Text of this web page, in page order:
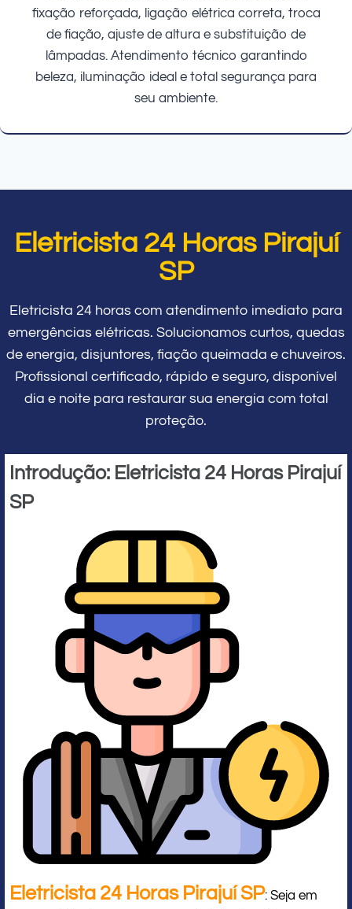
fixação reforçada, ligação elétrica correta, troca
de fiação, ajuste de altura e substituição de
lâmpadas. Atendimento técnico garantindo
beleza, iluminação ideal e total segurança para
seu ambiente.
Eletricista 24 Horas Pirajuí
SP
Eletricista 24 horas com atendimento imediato para
emergências elétricas. Solucionamos curtos, quedas
de energia, disjuntores, fiação queimada e chuveiros.
Profissional certificado, rápido e seguro, disponível
dia e noite para restaurar sua energia com total
proteção.
Introdução: Eletricista 24 Horas Pirajuí
SP
Eletricista 24 Horas Pirajuí SP: Seja em